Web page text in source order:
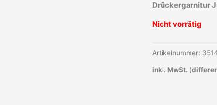
Drückergarnitur
Nicht vorrätig
Artikelnummer:
inkl. MwSt.